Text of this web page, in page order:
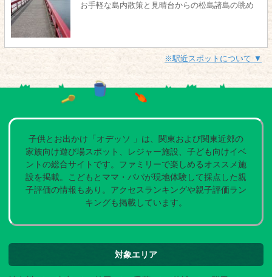
お手軽な島内散策と見晴台からの松島諸島の眺め
※駅近スポットについて ▼
子供とお出かけ「オデッソ 」は、関東および関東近郊の
家族向け遊び場スポット、レジャー施設、子ども向けイベ
ントの総合サイトです。ファミリーで楽しめるオススメ施
設を掲載。こどもとママ・パパが現地体験して採点した親
子評価の情報もあり。アクセスランキングや親子評価ラン
キングも掲載しています。
対象エリア